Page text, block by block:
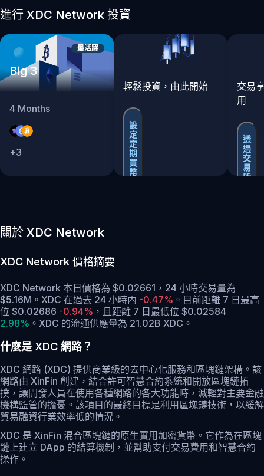
進行 XDC Network 投資
最活躍
Big 3
4 Months
+3
輕鬆投資，由此開始
設
定
定
期
買
幣
交易
用
透
過
交
易
所
關於 XDC Network
XDC Network 價格摘要
XDC Network 本日價格為 $0.02661，24 小時交易量為
$5.16M。XDC 在過去 24 小時內 -0.47% 。 目前距離 7 日最高
位 $0.02686 -0.94% ， 且距離 7 日最低位 $0.02584
2.98% 。 XDC 的流通供應量為 21.02B XDC。
什麼是 XDC 網路？
XDC 網路 (XDC) 提供商業級的去中心化服務和區塊鏈架構。該
網路由 XinFin 創建，結合許可智慧合約系統和開放區塊鏈拓
撲，讓開發人員在使用各種網路的各大功能時，減輕對主要金融
機構監管的擔憂。該項目的最終目標是利用區塊鏈技術，以緩解
貿易融資行業效率低的情況。
XDC 是 XinFin 混合區塊鏈的原生實用加密貨幣。它作為在區塊
鏈上建立 DApp 的結算機制，並幫助支付交易費用和智慧合約
操作。